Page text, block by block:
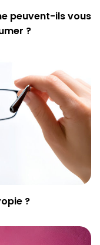
peuvent-ils vous
?
?